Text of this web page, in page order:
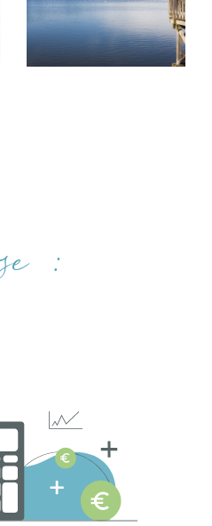
à votre disposition
estimer votre bien
compter sur notre
sur-Azergues
parfaitement le
permet de vous
:
PAR